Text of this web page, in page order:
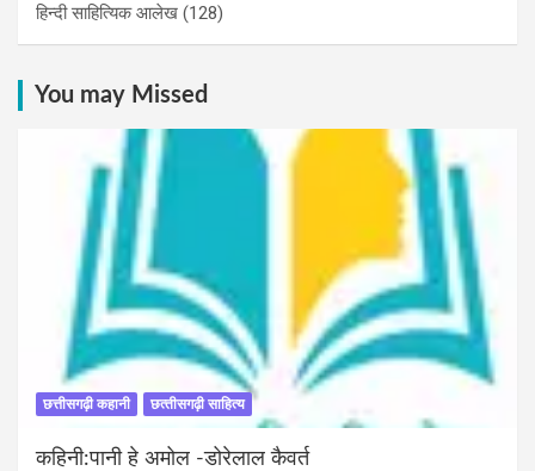
हिन्दी साहित्यिक आलेख (128)
You may Missed
छत्तीसगढ़ी कहानी छत्‍तीसगढ़ी साहित्‍य
कहिनी:पानी हे अमोल -डोरेलाल कैवर्त